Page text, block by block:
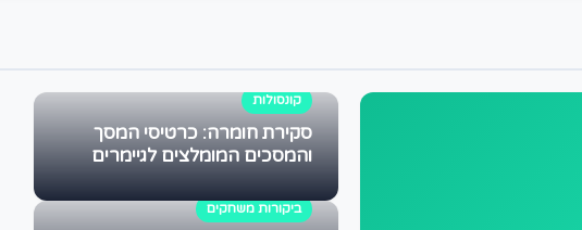
קונסולות
סקירת חומרה: כרטיסי המסך
והמסכים המומלצים לגיימרים
ביקורות משחקים